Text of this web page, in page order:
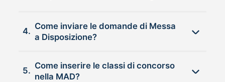
4.
Come inviare le domande di Messa
a Disposizione?
5.
Come inserire le classi di concorso
nella MAD?